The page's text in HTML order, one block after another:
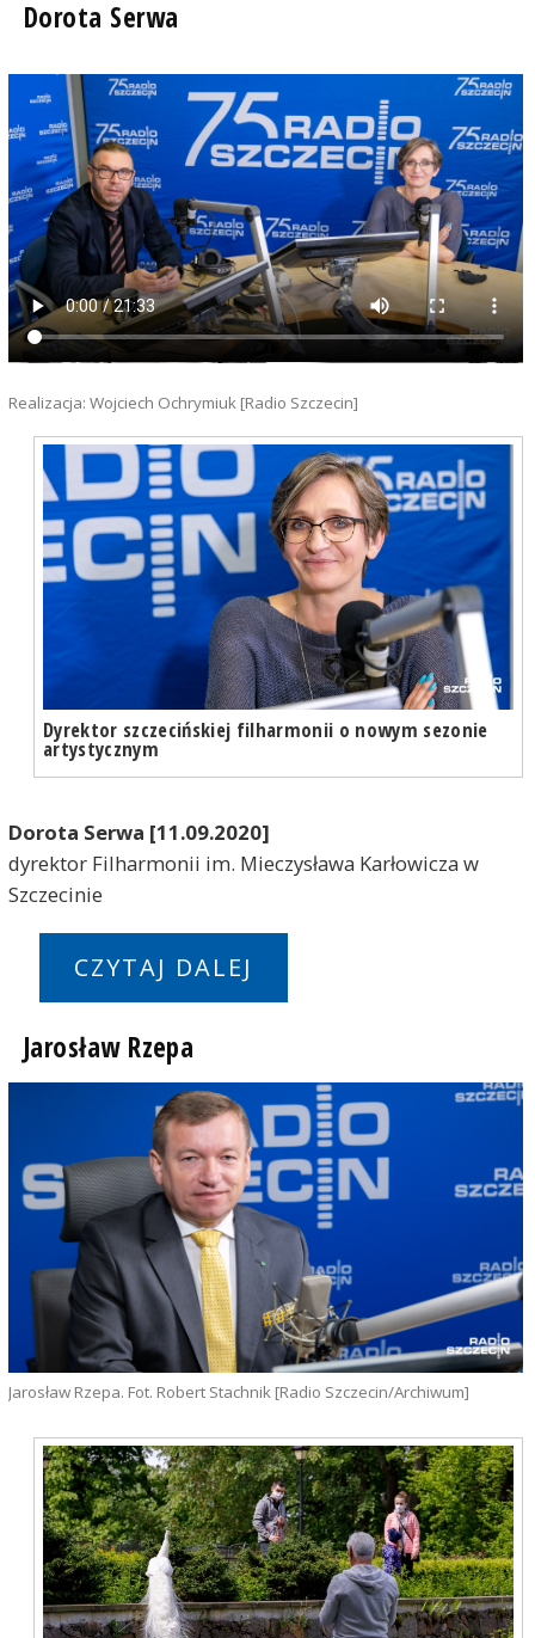
Dorota Serwa
Realizacja: Wojciech Ochrymiuk [Radio Szczecin]
Dyrektor szczecińskiej filharmonii o nowym sezonie
artystycznym
Dorota Serwa [11.09.2020]
dyrektor Filharmonii im. Mieczysława Karłowicza w
Szczecinie
CZYTAJ DALEJ
Jarosław Rzepa
Jarosław Rzepa. Fot. Robert Stachnik [Radio Szczecin/Archiwum]